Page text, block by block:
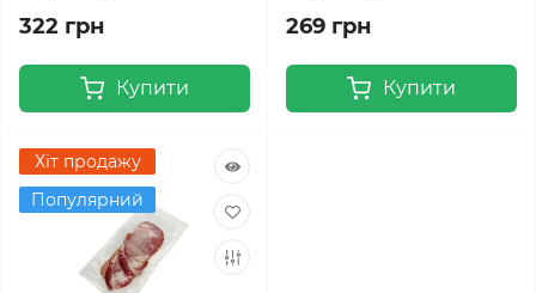
322 грн
Купити
269 грн
Купити
Хіт продажу
Популярний